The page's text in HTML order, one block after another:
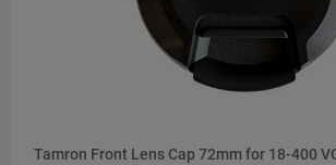
Tamron Front Lens Cap 72mm for 18-400